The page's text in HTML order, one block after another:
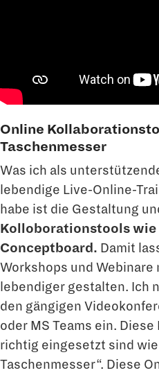
Online
Taschenmesser
Was ich als
lebendige Live-Online-
habe ist die Gestaltung
Kolloborationstools wie
Conceptboard. Damit
Workshops und Webinare
lebendiger gestalten. Ich
den gängigen
oder MS Teams ein.
richtig eingesetzt sind
Taschenmesser“. Diese